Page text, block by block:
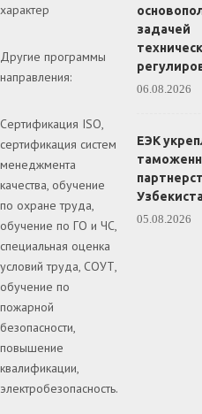
характер
Другие программы
направления:
Сертификация ISO,
сертификация систем
менеджмента
качества, обучение
по охране труда,
обучение по ГО и ЧС,
специальная оценка
условий труда, СОУТ,
обучение по
пожарной
безопасности,
повышение
квалификации,
электробезопасность.
задачей
06.08.2026
ЕЭК
05.08.2026